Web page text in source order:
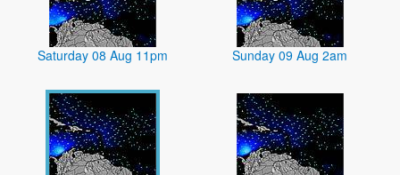
Saturday 08 Aug 11pm Sunday 09 Aug 2am